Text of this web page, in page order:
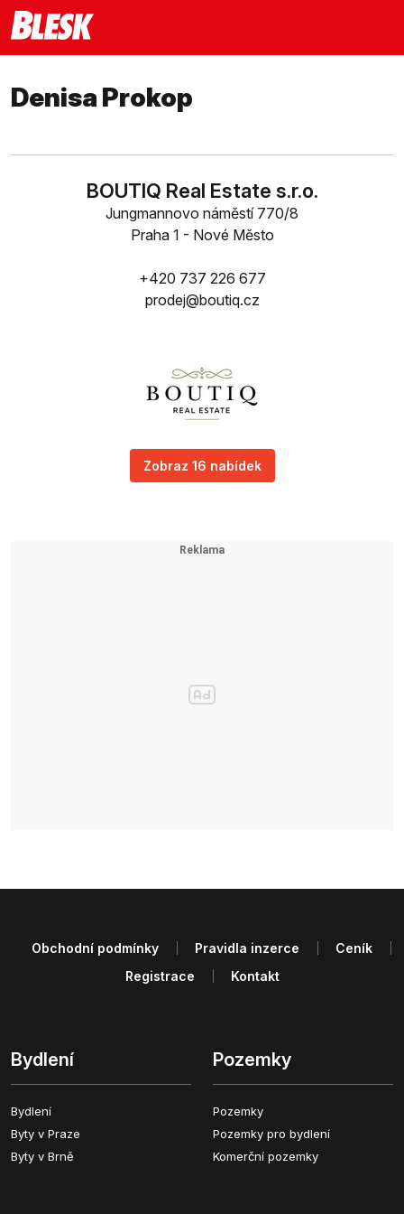
Denisa Prokop
BOUTIQ Real Estate s.r.o.
Jungmannovo náměstí 770/8
Praha 1 - Nové Město
+420 737 226 677
prodej@boutiq.cz
Zobraz 16 nabídek
Bydlení
Bydlení
Byty v Praze
Byty v Brně
Pozemky
Pozemky
Pozemky pro bydlení
Komerční pozemky
Obchodní podmínky Pravidla inzerce
Ceník
Registrace
Kontakt